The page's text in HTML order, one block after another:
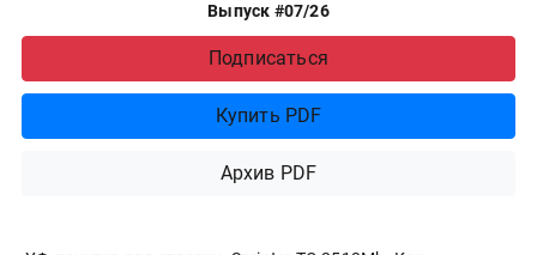
Выпуск #07/26
Подписаться
Купить PDF
Архив PDF